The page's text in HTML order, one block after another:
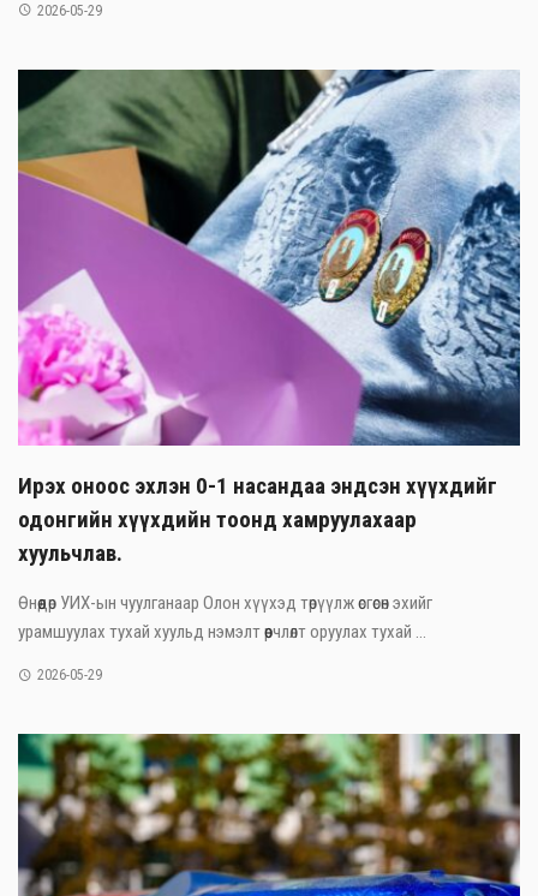
2026-05-29
Ирэх оноос эхлэн 0-1 насандаа эндсэн хүүхдийг
одонгийн хүүхдийн тоонд хамруулахаар
хуульчлав.
Өнөөдөр УИХ-ын чуулганаар Олон хүүхэд төрүүлж өсгөсөн эхийг
урамшуулах тухай хуульд нэмэлт өөрчлөлт оруулах тухай ...
2026-05-29